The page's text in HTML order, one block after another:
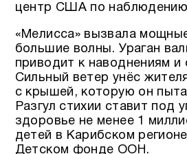
центр США по наблюдению
«Мелисса» вызвала
большие волны. Ураган
приводит к наводнениям и
Сильный ветер унёс
с крышей, которую он
Разгул стихии ставит под
здоровье не менее 1
детей в Карибском
Детском фонде ООН.